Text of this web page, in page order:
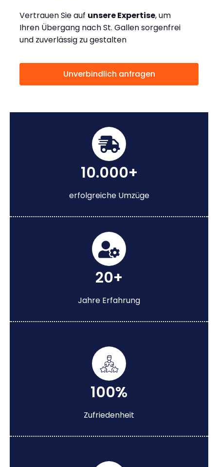
Vertrauen Sie auf unsere Expertise, um
Ihren Übergang nach St. Gallen sorgenfrei
und zuverlässig zu gestalten
Unverbindlich anfragen
10.000+
erfolgreiche Umzüge
20+
Jahre Erfahrung
100%
Zufriedenheit